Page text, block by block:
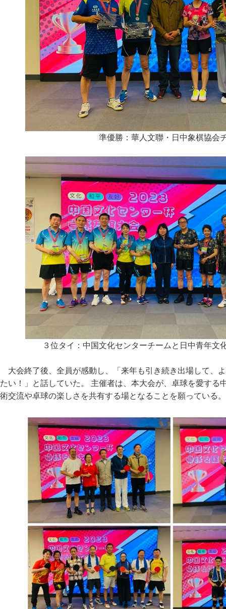
準優勝：華人文聯・日中象棋協会
３位タイ：中国文化センターチームと日中青年文
大会終了後、全員が感動し、「来年も引き続き出場して、
たい！」と話していた。 主催者は、本大会が、卓球を愛する
術交流や卓球の楽しさを共有する場となることを願っている。